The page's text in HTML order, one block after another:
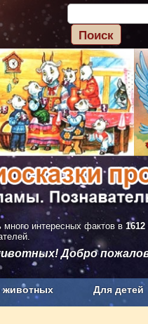
интересных фактов в 1612
Добро
животных Для детей